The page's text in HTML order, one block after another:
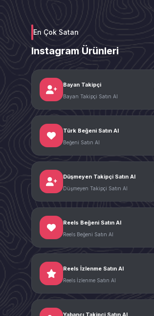
En Çok Satan
Instagram Ürünleri
Bayan Takipçi
Bayan Takipçi Satın Al
Türk Beğeni Satın Al
Beğeni Satın Al
Düşmeyen Takipçi Satın Al
Düşmeyen Takipçi Satın Al
Reels Beğeni Satın Al
Reels Beğeni Satın Al
Reels İzlenme Satın Al
Reels İzlenme Satın Al